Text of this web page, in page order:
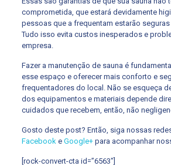
comprometida, que estará devidamente
pessoas que a frequentam estarão
Tudo isso evita custos inesperados e
empresa.
Fazer a manutenção de sauna é
esse espaço e oferecer mais conforto e
frequentadores do local. Não se esqueça
dos equipamentos e materiais depende
cuidados que recebem, então, não
Gosto deste post? Então, siga nossas
Facebooke Google+para acompanhar
[rock-convert-cta id=”6563″]